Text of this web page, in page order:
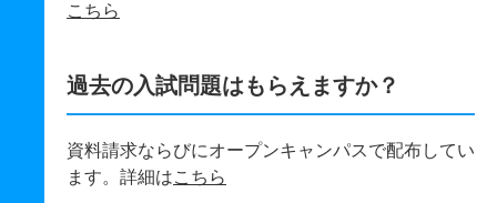
こちら
過去の入試問題はもらえますか？
資料請求ならびにオープンキャンパスで配布してい
ます。詳細はこちら